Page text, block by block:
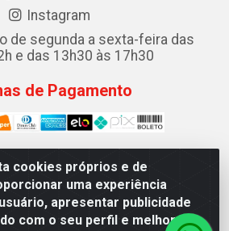
cookies próprios e de
uma experiência
apresentar publicidade
com o seu perfil e melhorar a
Instagram
de segunda a sexta-feira das
e das 13h30 às 17h30
de Pagamento
DE COSMÉTICOS LTDA - RUA
RECIFE/PE - CEP 51.350-370 -
08.604.786/0001-68